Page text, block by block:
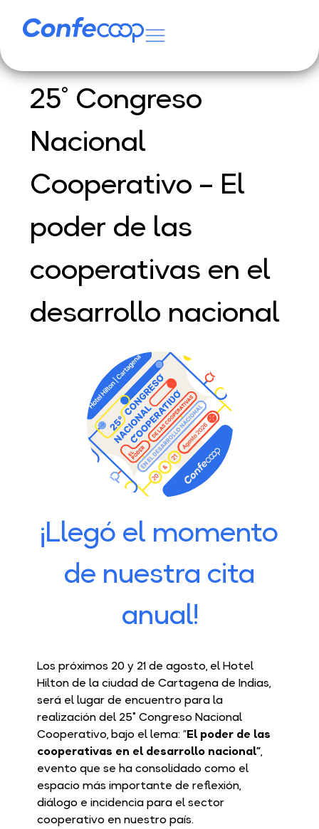
25° Congreso
Nacional
Cooperativo – El
poder de las
cooperativas en el
desarrollo nacional
¡Llegó el momento
de nuestra cita
anual!
Los próximos 20 y 21 de agosto, el Hotel
Hilton de la ciudad de Cartagena de Indias,
será el lugar de encuentro para la
realización del 25° Congreso Nacional
Cooperativo, bajo el lema: “El poder de las
cooperativas en el desarrollo nacional”,
evento que se ha consolidado como el
espacio más importante de reflexión,
diálogo e incidencia para el sector
cooperativo en nuestro país.